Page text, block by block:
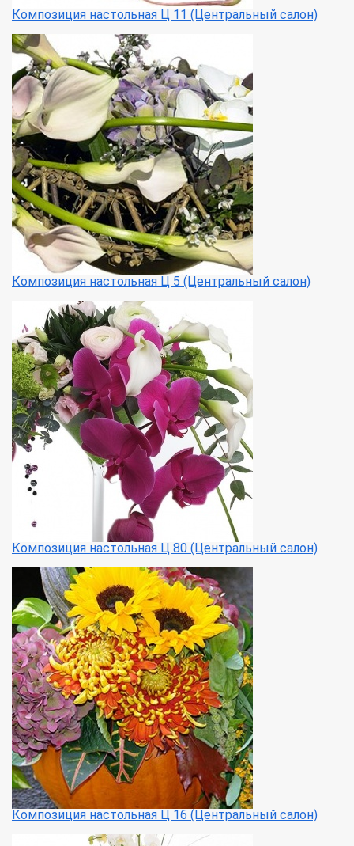
Композиция настольная Ц 11 (Центральный салон)
Композиция настольная Ц 5 (Центральный салон)
Композиция настольная Ц 80 (Центральный салон)
Композиция настольная Ц 16 (Центральный салон)